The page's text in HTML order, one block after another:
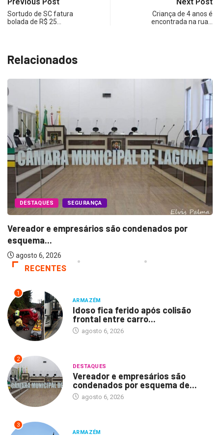
Sortudo de SC fatura
bolada de R$ 25…
Criança de 4 anos é
encontrada na rua…
Relacionados
DESTAQUES SEGURANÇA
Vereador e empresários são condenados por
esquema...
agosto 6, 2026
RECENTES
1
ARMAZÉM
Idoso fica ferido após colisão
frontal entre carro...
agosto 6, 2026
2
DESTAQUES
Vereador e empresários são
condenados por esquema de...
agosto 6, 2026
3
ARMAZÉM